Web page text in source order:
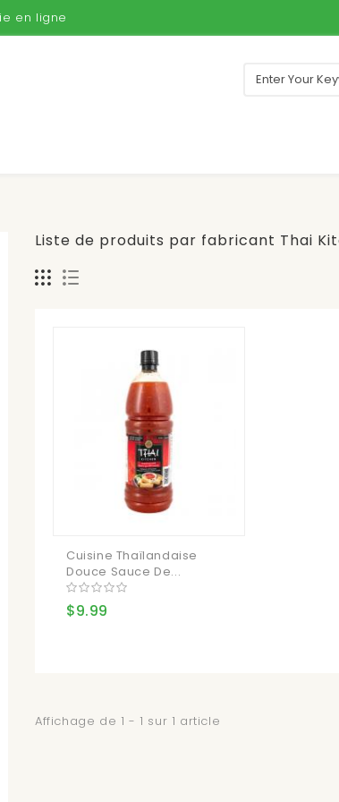
en ligne
Liste de produits par fabricant Thai
Cuisine Thaïlandaise
Douce Sauce De...
$9.99
Affichage de 1 - 1 sur 1 article